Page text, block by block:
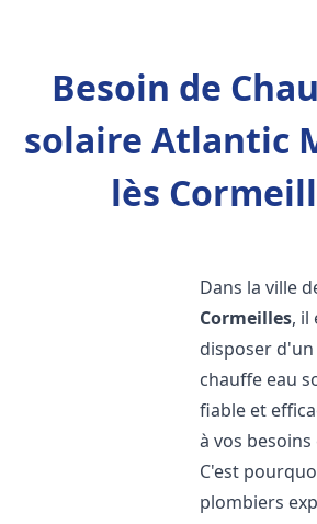
Besoin de
solaire Atlantic
lès
Dans la ville
Cormeilles, il
disposer
chauffe eau
fiable et
à vos
C'est
plombiers